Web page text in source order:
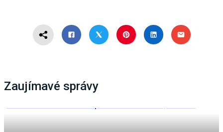
Zaujímavé správy